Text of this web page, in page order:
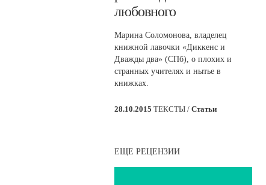
любовного
Марина Соломонова, владелец
книжной лавочки «Диккенс и
Дважды два» (СПб), о плохих и
странных учителях и нытье в
книжках.
28.10.2015 ТЕКСТЫ / Статьи
ЕЩЕ РЕЦЕНЗИИ